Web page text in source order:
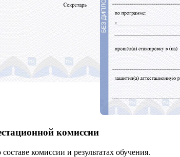
комиссии
комиссии и результатах обучения.